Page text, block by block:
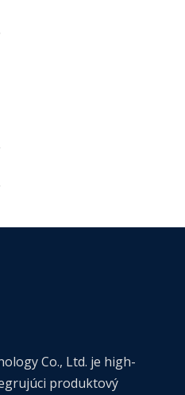
Co., Ltd. je high-
produktový